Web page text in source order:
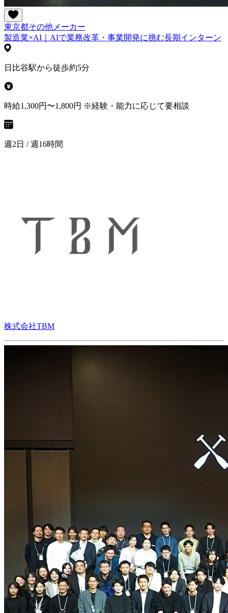
東京都その他 メーカー
製造業×AI｜AIで業務改革・事業開発に挑む長期インターン
日比谷駅から徒歩約5分
時給1,300円〜1,800円 ※経験・能力に応じて要相談
週2日 / 週16時間
株式会社TBM